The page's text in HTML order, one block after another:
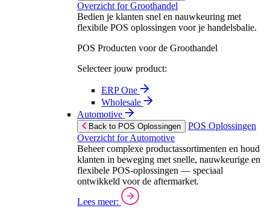
Overzicht for Groothandel
Bedien je klanten snel en nauwkeuring met
flexibile POS oplossingen voor je handelsbalie.
POS Producten voor de Groothandel
Selecteer jouw product:
ERP One
Wholesale
Automotive
Back to POS Oplossingen
POS Oplossingen
Overzicht for Automotive
Beheer complexe productassortimenten en houd
klanten in beweging met snelle, nauwkeurige en
flexibele POS-oplossingen — speciaal
ontwikkeld voor de aftermarket.
Lees meer: